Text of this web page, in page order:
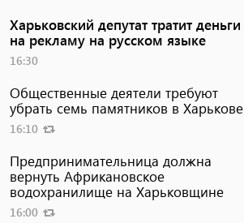
Харьковский депутат тратит деньги
на рекламу на русском языке
16:30
Общественные деятели требуют
убрать семь памятников в Харькове
16:10
Предпринимательница должна
вернуть Африкановское
водохранилище на Харьковщине
16:00